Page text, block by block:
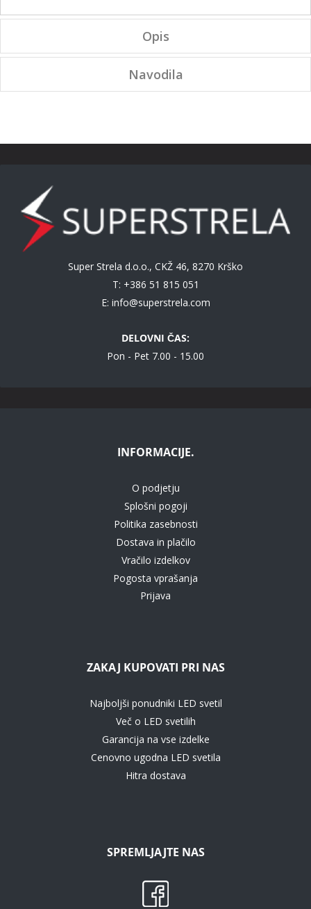
Opis
Navodila
Super Strela d.o.o., CKŽ 46, 8270 Krško
T: +386 51 815 051
E: info@superstrela.com
DELOVNI ČAS:
Pon - Pet 7.00 - 15.00
INFORMACIJE.
O podjetju
Splošni pogoji
Politika zasebnosti
Dostava in plačilo
Vračilo izdelkov
Pogosta vprašanja
Prijava
ZAKAJ KUPOVATI PRI NAS
Najboljši ponudniki LED svetil
Več o LED svetilih
Garancija na vse izdelke
Cenovno ugodna LED svetila
Hitra dostava
SPREMLJAJTE NAS